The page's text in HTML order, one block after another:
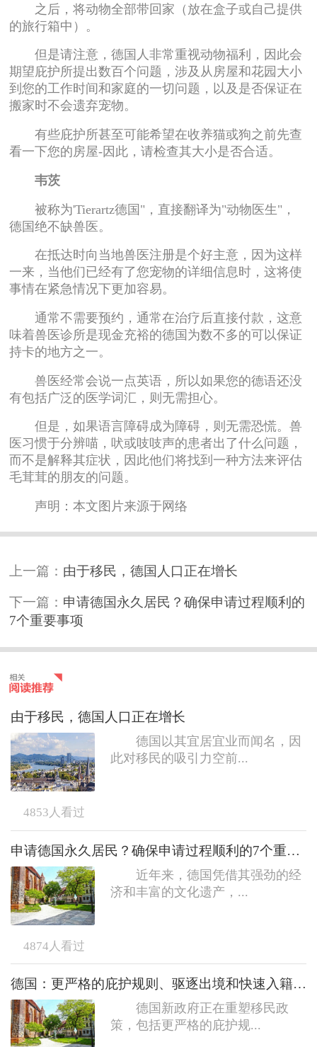
之后，将动物全部带回家（放在盒子或自己提供
的旅行箱中）。
但是请注意，德国人非常重视动物福利，因此会
期望庇护所提出数百个问题，涉及从房屋和花园大小
到您的工作时间和家庭的一切问题，以及是否保证在
搬家时不会遗弃宠物。
有些庇护所甚至可能希望在收养猫或狗之前先查
看一下您的房屋-因此，请检查其大小是否合适。
韦茨
被称为'Tierartz德国"，直接翻译为"动物医生"，
德国绝不缺兽医。
在抵达时向当地兽医注册是个好主意，因为这样
一来，当他们已经有了您宠物的详细信息时，这将使
事情在紧急情况下更加容易。
通常不需要预约，通常在治疗后直接付款，这意
味着兽医诊所是现金充裕的德国为数不多的可以保证
持卡的地方之一。
兽医经常会说一点英语，所以如果您的德语还没
有包括广泛的医学词汇，则无需担心。
但是，如果语言障碍成为障碍，则无需恐慌。兽
医习惯于分辨喵，吠或吱吱声的患者出了什么问题，
而不是解释其症状，因此他们将找到一种方法来评估
毛茸茸的朋友的问题。
声明：本文图片来源于网络
上一篇： 由于移民，德国人口正在增长
下一篇： 申请德国永久居民？确保申请过程顺利的
7个重要事项
由于移民，德国人口正在增长
德国以其宜居宜业而闻名，因
此对移民的吸引力空前...
4853 人看过
申请德国永久居民？确保申请过程顺利的7个重要事项
近年来，德国凭借其强劲的经
济和丰富的文化遗产，...
4874 人看过
德国：更严格的庇护规则、驱逐出境和快速入籍政策的取消
德国新政府正在重塑移民政
策，包括更严格的庇护规...